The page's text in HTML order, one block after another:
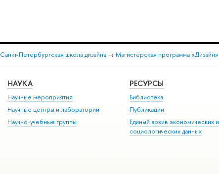
Санкт-Петербургская школа дизайна→ Магистерская программа «Дизайн»
НАУКА
Научные мероприятия
Научные центры и лаборатории
Научно-учебные группы
РЕСУРСЫ
Библиотека
Публикации
Единый архив экономических и
социологических данных